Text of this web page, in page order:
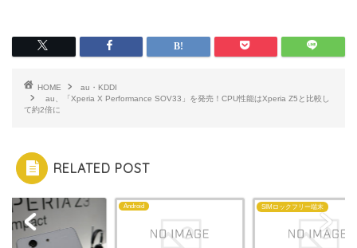
HOME
au・KDDI
au、「Xperia X Performance SOV33」を発売！CPU性能はXperia Z5と比較し
て約2倍に
RELATED POST
Android SIMロックフリー端末